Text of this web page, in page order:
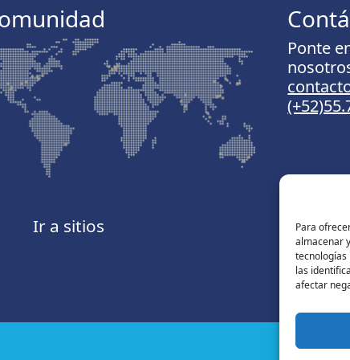
Para
almacenar
tecnologías
las
afectar
Ponte
Ir a sitios